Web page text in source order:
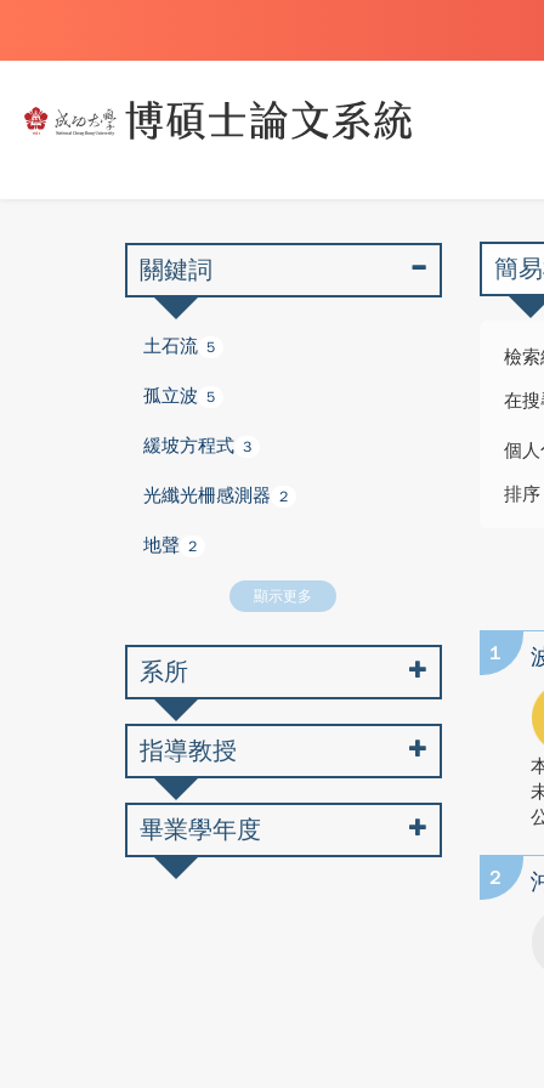
簡
檢
在
個
排序
1
2
關鍵詞
土石流 5
孤立波 5
緩坡方程式 3
光纖光柵感測器 2
地聲 2
顯示更多
系所
指導教授
畢業學年度